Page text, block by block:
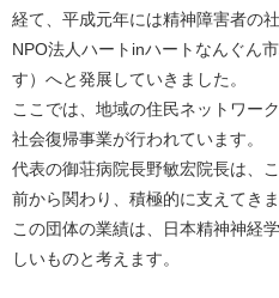
経て、平成元年には精神障害者の
NPO法人ハートinハートなんぐん
す）へと発展していきました。
ここでは、地域の住民ネットワー
社会復帰事業が行われています。
代表の御荘病院長野敏宏院長は、
前から関わり、積極的に支えてきま
この団体の業績は、日本精神神経
しいものと考えます。